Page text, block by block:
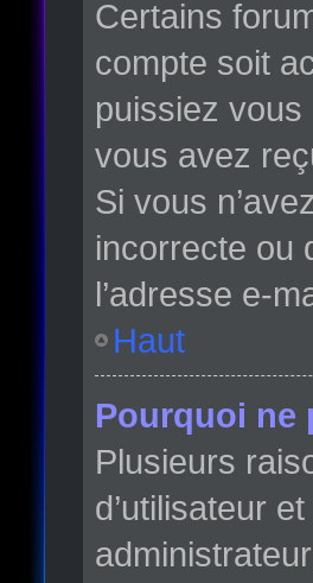
Certains
compte soit
puissiez vous
vous avez
Si vous
incorrecte ou
l’adresse e-
Haut
Pourquoi ne
Plusieurs
d’utilisateur